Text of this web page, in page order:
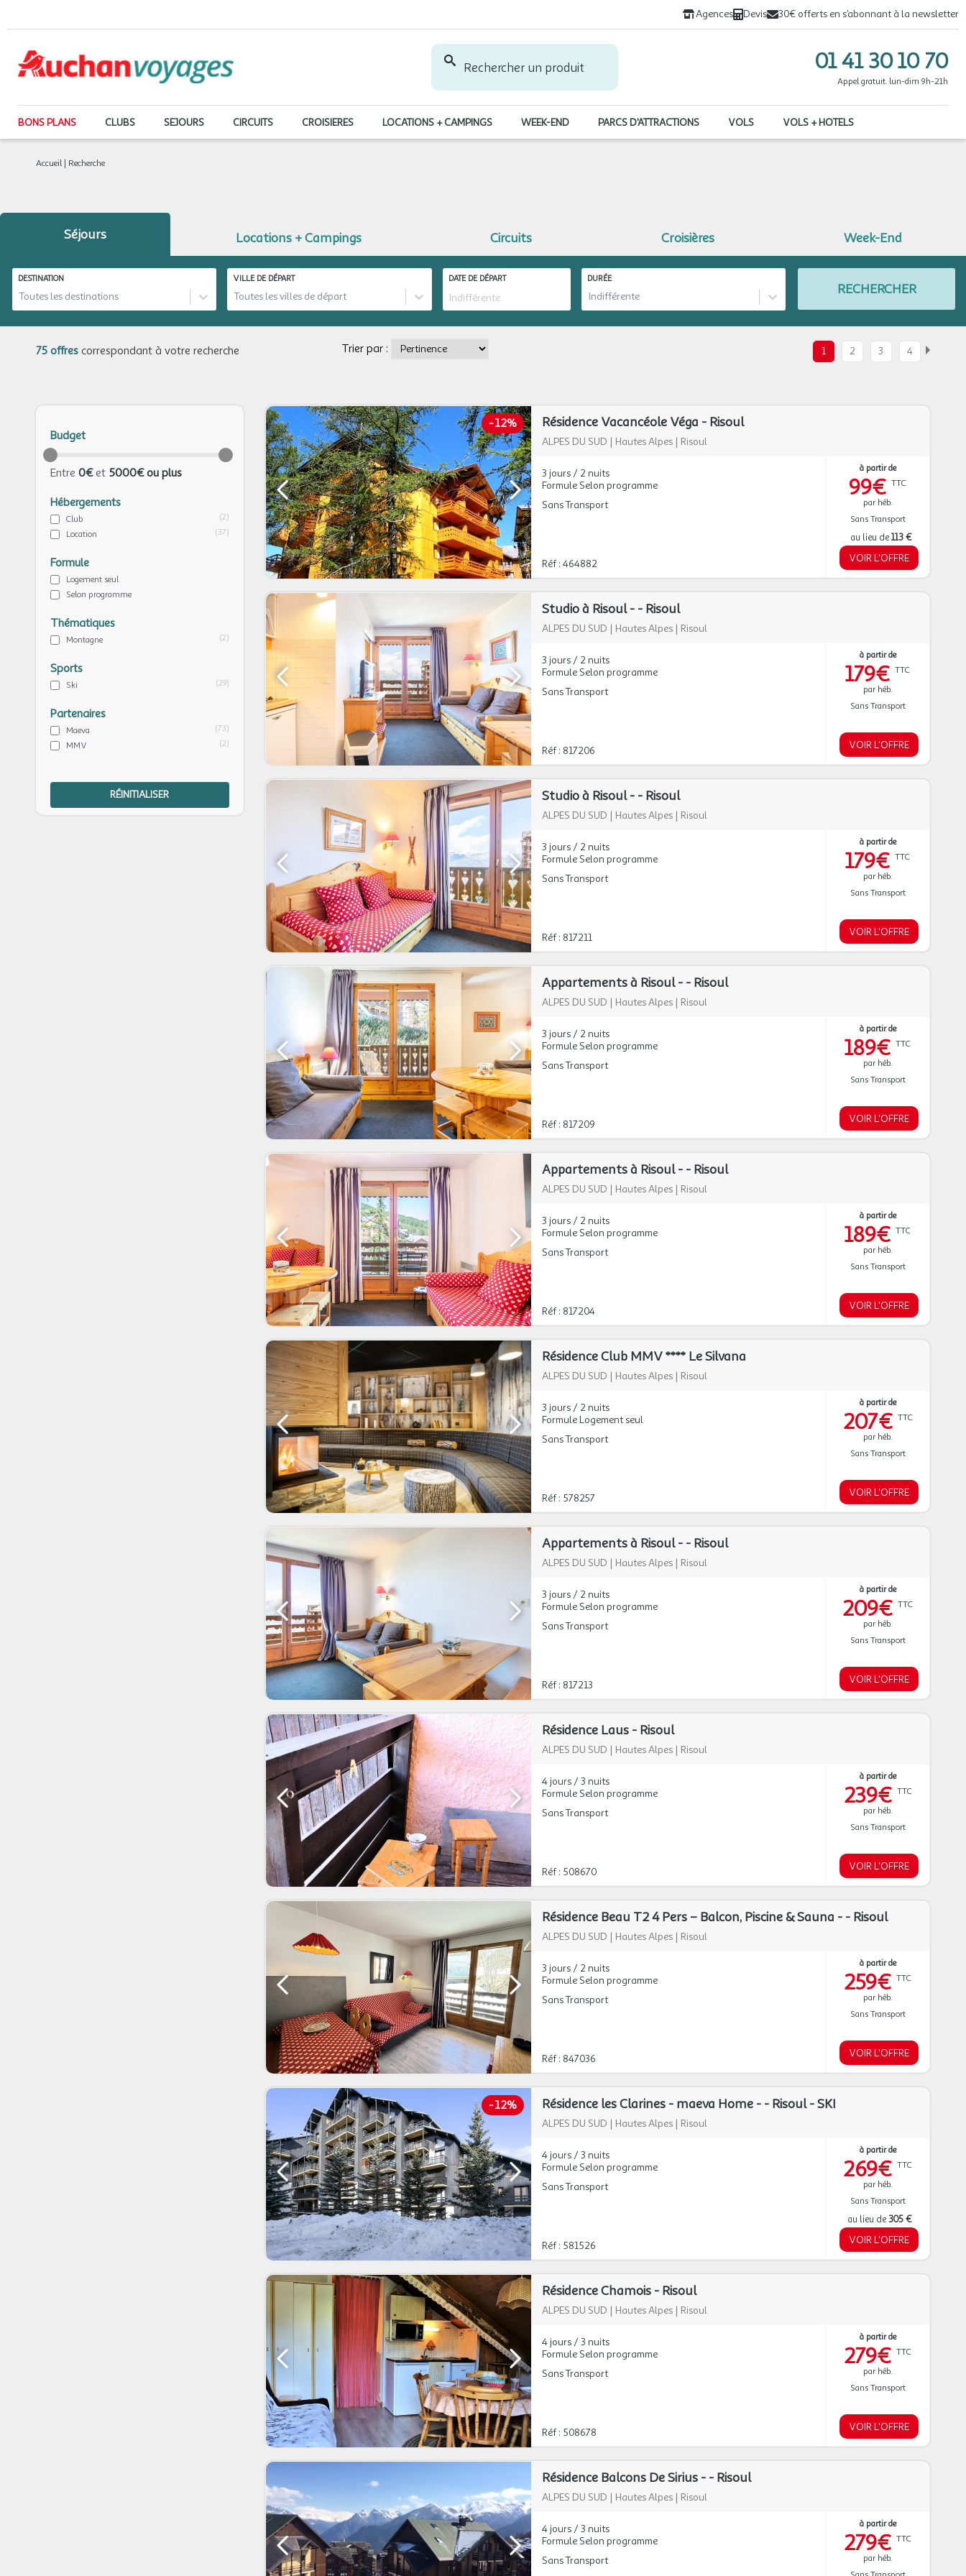
Agences Devis 30€ offerts en s’abonnant à la newsletter
Rechercher un produit 01 41 30 10 70
Appel gratuit. lun-dim 9h-21h
BONS PLANS CLUBS SEJOURS CIRCUITS CROISIERES LOCATIONS + CAMPINGS WEEK-END PARCS D'ATTRACTIONS VOLS VOLS + HOTELS
Accueil Recherche
Séjours Locations + Campings Circuits Croisières Week-End
DESTINATION
Toutes les destinations
VILLE DE DÉPART
Toutes les villes de départ
DATE DE DÉPART DURÉE
Indifférente RECHERCHER
75 offres correspondant à votre recherche Trier par : 1 2 3 4
Budget
Entre 0€et 5000€ ou plus
Hébergements
Club (2)
Location (37)
Formule
Logement seul
Selon programme
Thématiques
Montagne (2)
Sports
Ski (29)
Partenaires
Maeva (73)
MMV (2)
RÉINITIALISER
-12% Résidence Vacancéole Véga - Risoul
ALPES DU SUD | Hautes Alpes | Risoul
3 jours / 2 nuits
Formule Selon programme
Sans Transport
Réf : 464882
à partir de
99€ TTC
par héb.
Sans Transport
au lieu de113 €
VOIR L'OFFRE
Studio à Risoul - - Risoul
ALPES DU SUD | Hautes Alpes | Risoul
3 jours / 2 nuits
Formule Selon programme
Sans Transport
Réf : 817206
à partir de
179€ TTC
par héb.
Sans Transport
VOIR L'OFFRE
Studio à Risoul - - Risoul
ALPES DU SUD | Hautes Alpes | Risoul
3 jours / 2 nuits
Formule Selon programme
Sans Transport
Réf : 817211
à partir de
179€ TTC
par héb.
Sans Transport
VOIR L'OFFRE
Appartements à Risoul - - Risoul
ALPES DU SUD | Hautes Alpes | Risoul
3 jours / 2 nuits
Formule Selon programme
Sans Transport
Réf : 817209
à partir de
189€ TTC
par héb.
Sans Transport
VOIR L'OFFRE
Appartements à Risoul - - Risoul
ALPES DU SUD | Hautes Alpes | Risoul
3 jours / 2 nuits
Formule Selon programme
Sans Transport
Réf : 817204
à partir de
189€ TTC
par héb.
Sans Transport
VOIR L'OFFRE
Résidence Club MMV **** Le Silvana
ALPES DU SUD | Hautes Alpes | Risoul
3 jours / 2 nuits
Formule Logement seul
Sans Transport
Réf : 578257
à partir de
207€ TTC
par héb.
Sans Transport
VOIR L'OFFRE
Appartements à Risoul - - Risoul
ALPES DU SUD | Hautes Alpes | Risoul
3 jours / 2 nuits
Formule Selon programme
Sans Transport
Réf : 817213
à partir de
209€ TTC
par héb.
Sans Transport
VOIR L'OFFRE
Résidence Laus - Risoul
ALPES DU SUD | Hautes Alpes | Risoul
4 jours / 3 nuits
Formule Selon programme
Sans Transport
Réf : 508670
à partir de
239€ TTC
par héb.
Sans Transport
VOIR L'OFFRE
Résidence Beau T2 4 Pers – Balcon, Piscine & Sauna - - Risoul
ALPES DU SUD | Hautes Alpes | Risoul
3 jours / 2 nuits
Formule Selon programme
Sans Transport
Réf : 847036
à partir de
259€ TTC
par héb.
Sans Transport
VOIR L'OFFRE
-12% Résidence les Clarines - maeva Home - - Risoul - SKI
ALPES DU SUD | Hautes Alpes | Risoul
4 jours / 3 nuits
Formule Selon programme
Sans Transport
Réf : 581526
à partir de
269€ TTC
par héb.
Sans Transport
au lieu de 305 €
VOIR L'OFFRE
Résidence Chamois - Risoul
ALPES DU SUD | Hautes Alpes | Risoul
4 jours / 3 nuits
Formule Selon programme
Sans Transport
Réf : 508678
à partir de
279€ TTC
par héb.
Sans Transport
VOIR L'OFFRE
Résidence Balcons De Sirius - - Risoul
ALPES DU SUD | Hautes Alpes | Risoul
4 jours / 3 nuits
Formule Selon programme
Sans Transport
à partir de
279€ TTC
par héb.